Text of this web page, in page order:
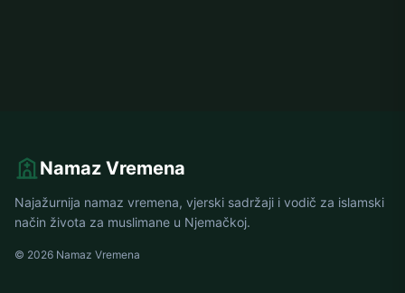
Namaz Vremena
Najažurnija namaz vremena, vjerski sadržaji i vodič za islamski
način života za muslimane u Njemačkoj.
© 2026 Namaz Vremena